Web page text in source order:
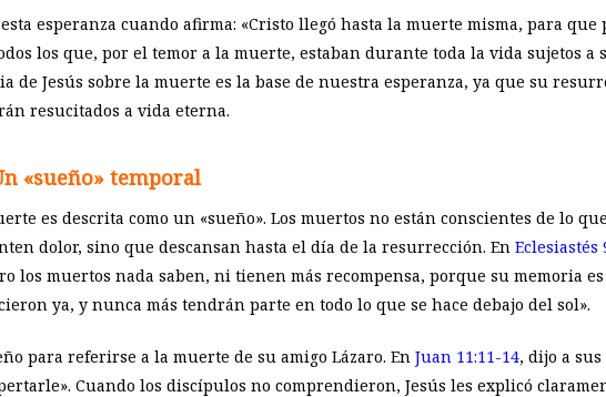
esperanza cuando afirma: «Cristo llegó hasta la muerte misma, para
los que, por el temor a la muerte, estaban durante toda la vida sujetos a
de Jesús sobre la muerte es la base de nuestra esperanza, ya que su
resucitados a vida eterna.
«sueño» temporal
es descrita como un «sueño». Los muertos no están conscientes de lo
dolor, sino que descansan hasta el día de la resurrección. En Eclesiastés
los muertos nada saben, ni tienen más recompensa, porque su memoria
ya, y nunca más tendrán parte en todo lo que se hace debajo del sol».
para referirse a la muerte de su amigo Lázaro. En Juan 11:11-14, dijo a
Cuando los discípulos no comprendieron, Jesús les explicó